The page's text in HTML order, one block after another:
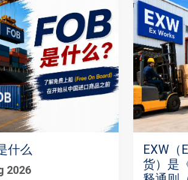
什么
2026
EXW（
货）是